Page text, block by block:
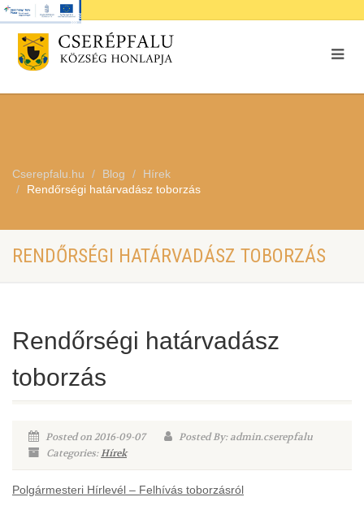
Cserepfalu.hu Blog
Hírek
Rendőrségi határvadász toborzás
RENDŐRSÉGI HATÁRVADÁSZ TOBORZÁS
Rendőrségi határvadász
toborzás
Posted on 2016-09-07
Posted By: admin.cserepfalu
Categories:Hírek
Polgármesteri Hírlevél – Felhívás toborzásról